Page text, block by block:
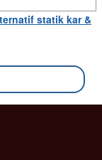
statik kar &